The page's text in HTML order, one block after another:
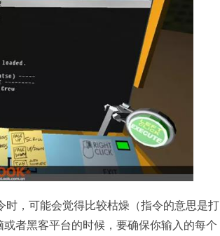
，可能会觉得比较枯燥（指令的意思是打
者黑客平台的时候，要确保你输入的每个